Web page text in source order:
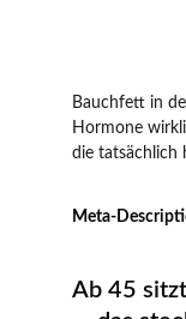
Bauchfett in
Hormone
die tatsächlich
Meta-
Ab 45